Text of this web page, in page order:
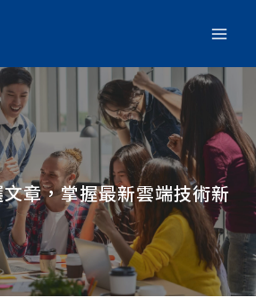
章，掌握最新雲端技術新